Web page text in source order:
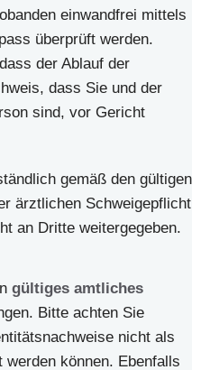
einwandfrei mittels
überprüft werden.
der Ablauf der
dass Sie und der
sind, vor Gericht
gemäß den gültigen
ärztlichen Schweigepflicht
an Dritte weitergegeben.
gültiges amtliches
Bitte achten Sie
nicht als
können. Ebenfalls